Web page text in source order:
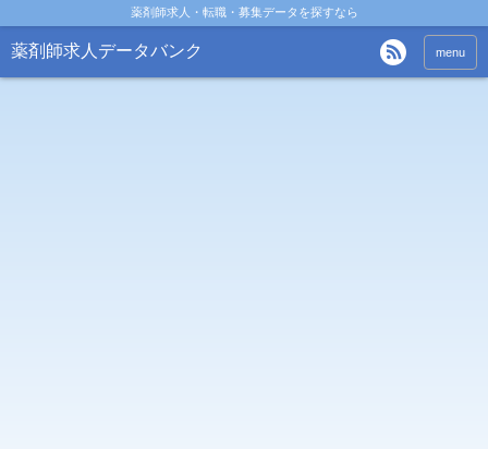
薬剤師求人・転職・募集データを探すなら
薬剤師求人データバンク menu